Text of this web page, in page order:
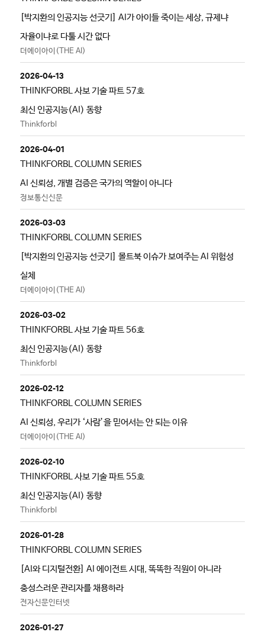
[박지환의 인공지능 선긋기] AI가 아이들 죽이는 세상, 규제냐
자율이냐로 다툴 시간 없다
더에이아이(THE AI)
2026-04-13
THINKFORBL 사보 기술 파트 57호
최신 인공지능(AI) 동향
Thinkforbl
2026-04-01
THINKFORBL COLUMN SERIES
AI 신뢰성, 개별 검증은 국가의 역할이 아니다
정보통신신문
2026-03-03
THINKFORBL COLUMN SERIES
[박지환의 인공지능 선긋기] 몰트북 이슈가 보여주는 AI 위험성
실체
더에이아이(THE AI)
2026-03-02
THINKFORBL 사보 기술 파트 56호
최신 인공지능(AI) 동향
Thinkforbl
2026-02-12
THINKFORBL COLUMN SERIES
AI 신뢰성, 우리가 ‘사람’을 믿어서는 안 되는 이유
더에이아이(THE AI)
2026-02-10
THINKFORBL 사보 기술 파트 55호
최신 인공지능(AI) 동향
Thinkforbl
2026-01-28
THINKFORBL COLUMN SERIES
[AI와 디지털전환] AI 에이전트 시대, 똑똑한 직원이 아니라
충성스러운 관리자를 채용하라
전자신문인터넷
2026-01-27